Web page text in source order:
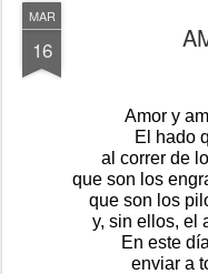
MAR
16
Amor y
El hado
al correr de
que son los
que son los
y, sin ellos, el
En este
enviar a